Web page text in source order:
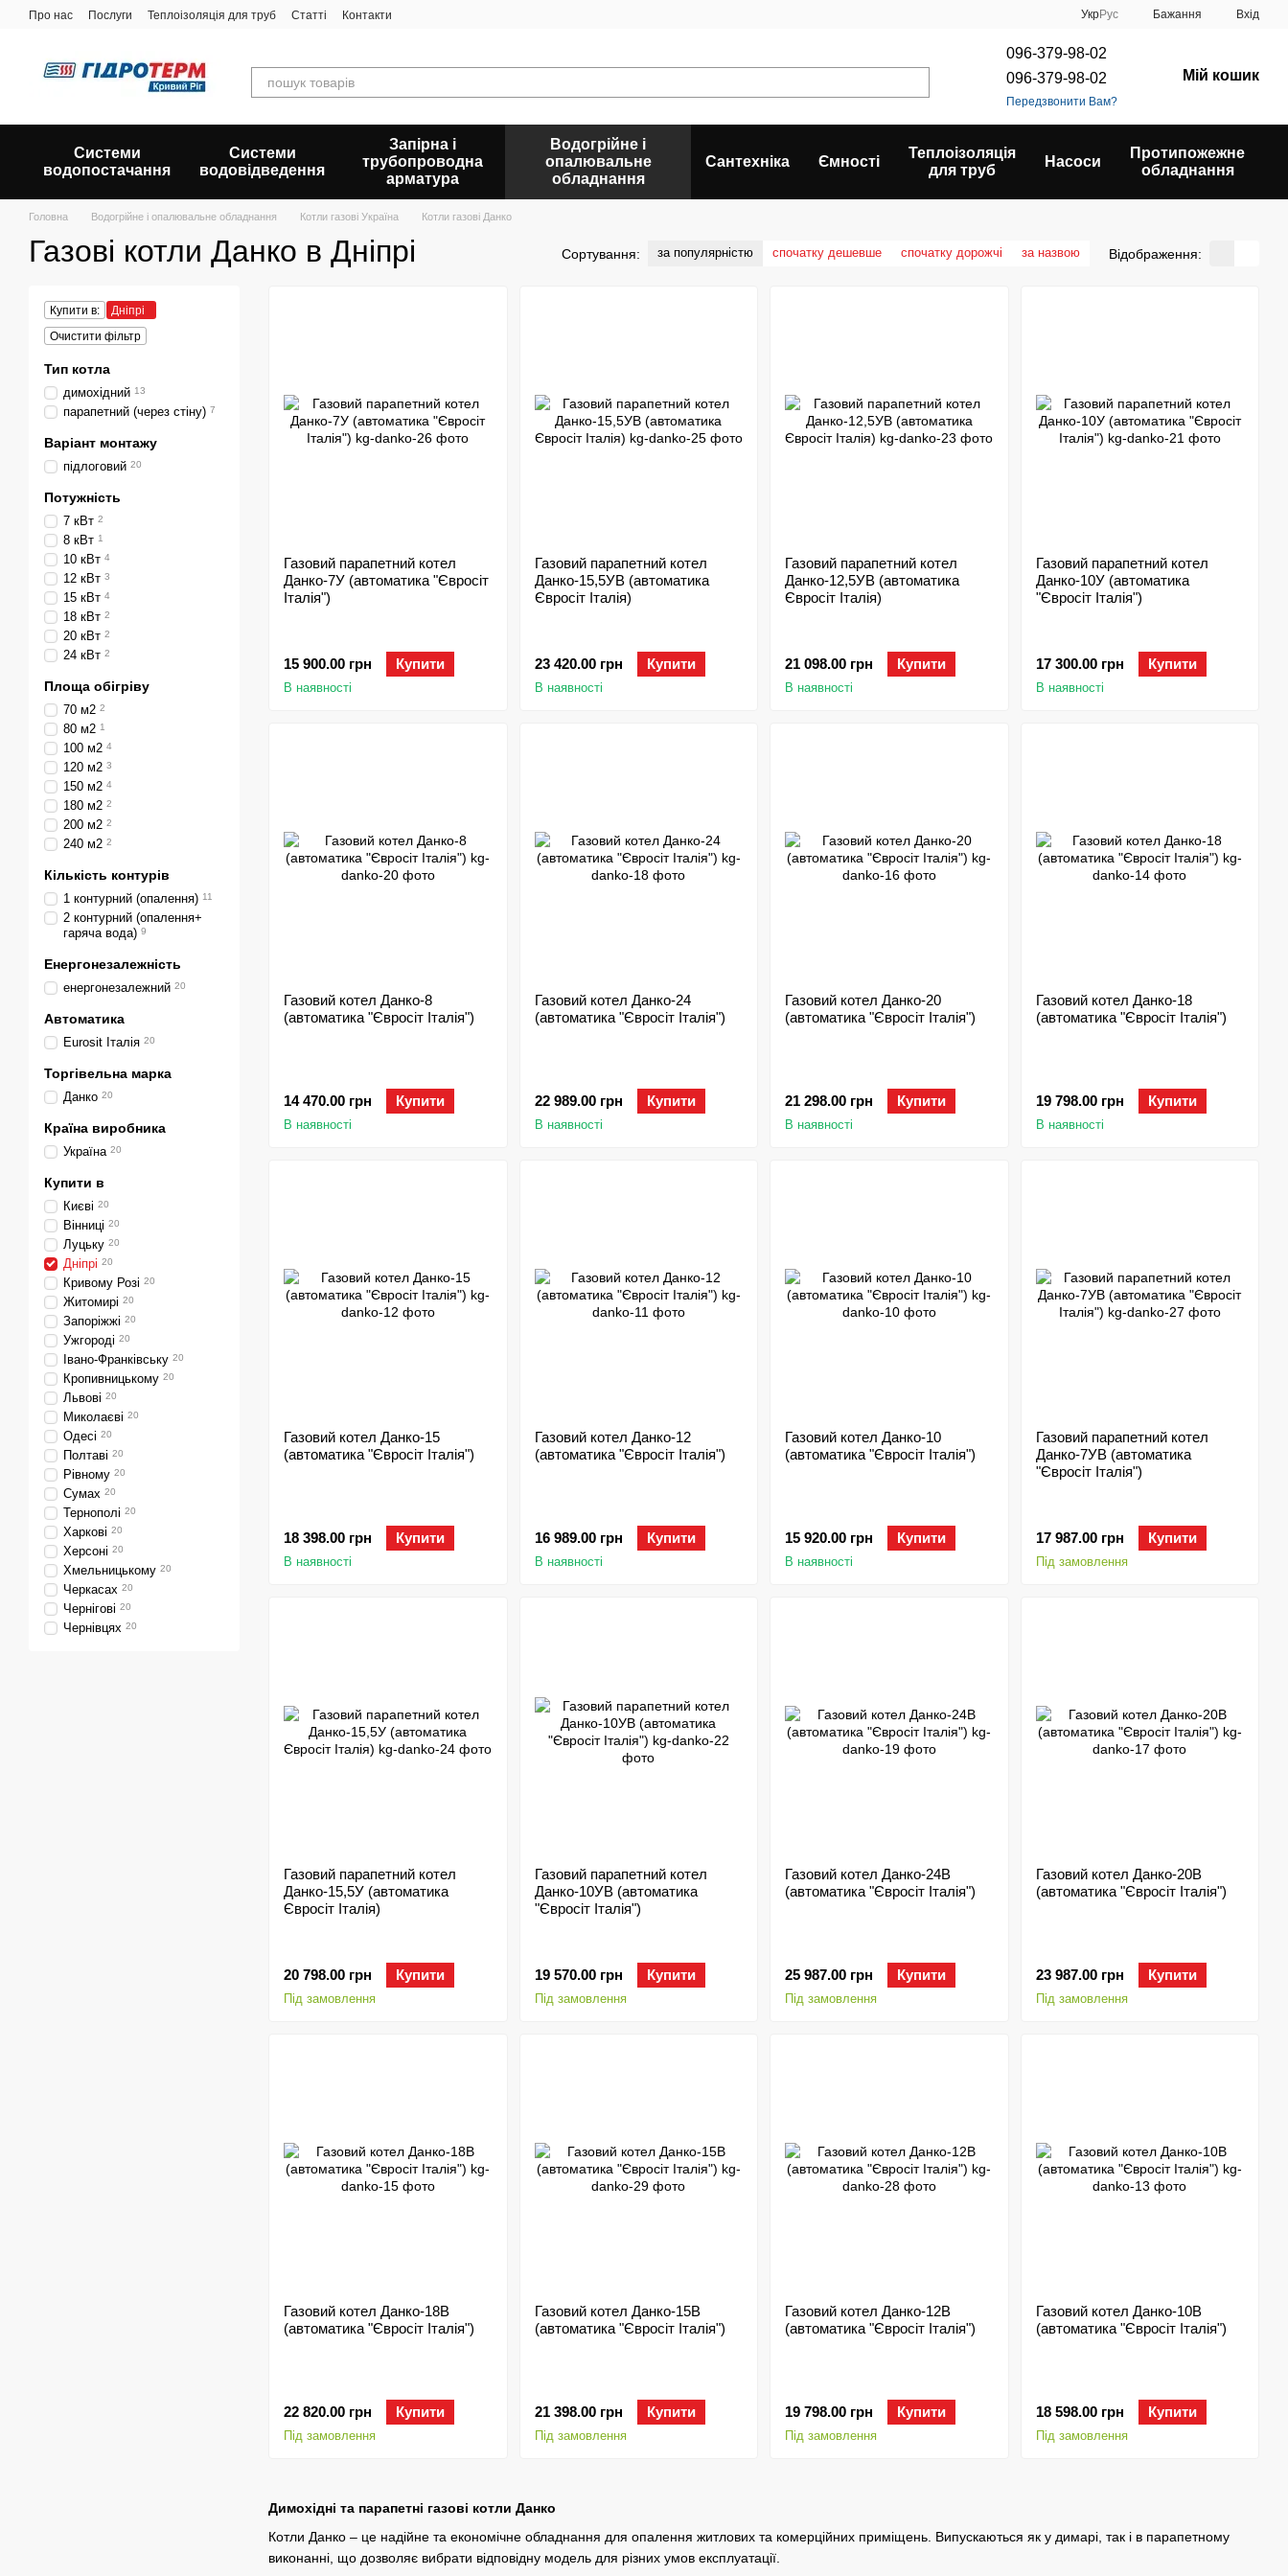
Перейти до основного контенту
Про нас Послуги Теплоізоляція для труб Статті Контакти УкрРус Бажання Вхід
096-379-98-02
096-379-98-02
Передзвонити Вам?
Мій кошик
Системи
водопостачання
Системи
водовідведення
Запірна і
трубопроводна
арматура
Водогрійне і
опалювальне
обладнання
Сантехніка Ємності
Теплоізоляція
для труб
Насоси
Протипожежне
обладнання
Головна Водогрійне і опалювальне обладнання Котли газові Україна Котли газові Данко
Газові котли Данко в Дніпрі Сортування: за популярністю спочатку дешевше спочатку дорожчі за назвою Відображення:
Димохідні та парапетні газові котли Данко
Котли Данко – це надійне та економічне обладнання для опалення житлових та комерційних приміщень. Випускаються як у димарі, так і в парапетному
виконанні, що дозволяє вибрати відповідну модель для різних умов експлуатації.
Газовий парапетний котел
Данко-7У (автоматика "Євросіт
Італія")
15 900.00 грн Купити
В наявності
Газовий парапетний котел
Данко-15,5УВ (автоматика
Євросіт Італія)
23 420.00 грн Купити
В наявності
Газовий парапетний котел
Данко-12,5УВ (автоматика
Євросіт Італія)
21 098.00 грн Купити
В наявності
Газовий парапетний котел
Данко-10У (автоматика
"Євросіт Італія")
17 300.00 грн Купити
В наявності
Газовий котел Данко-8
(автоматика "Євросіт Італія")
14 470.00 грн Купити
В наявності
Газовий котел Данко-24
(автоматика "Євросіт Італія")
22 989.00 грн Купити
В наявності
Газовий котел Данко-20
(автоматика "Євросіт Італія")
21 298.00 грн Купити
В наявності
Газовий котел Данко-18
(автоматика "Євросіт Італія")
19 798.00 грн Купити
В наявності
Газовий котел Данко-15
(автоматика "Євросіт Італія")
18 398.00 грн Купити
В наявності
Газовий котел Данко-12
(автоматика "Євросіт Італія")
16 989.00 грн Купити
В наявності
Газовий котел Данко-10
(автоматика "Євросіт Італія")
15 920.00 грн Купити
В наявності
Газовий парапетний котел
Данко-7УВ (автоматика
"Євросіт Італія")
17 987.00 грн Купити
Під замовлення
Газовий парапетний котел
Данко-15,5У (автоматика
Євросіт Італія)
20 798.00 грн Купити
Під замовлення
Газовий парапетний котел
Данко-10УВ (автоматика
"Євросіт Італія")
19 570.00 грн Купити
Під замовлення
Газовий котел Данко-24В
(автоматика "Євросіт Італія")
25 987.00 грн Купити
Під замовлення
Газовий котел Данко-20В
(автоматика "Євросіт Італія")
23 987.00 грн Купити
Під замовлення
Газовий котел Данко-18В
(автоматика "Євросіт Італія")
22 820.00 грн Купити
Під замовлення
Газовий котел Данко-15В
(автоматика "Євросіт Італія")
21 398.00 грн Купити
Під замовлення
Газовий котел Данко-12В
(автоматика "Євросіт Італія")
19 798.00 грн Купити
Під замовлення
Газовий котел Данко-10В
(автоматика "Євросіт Італія")
18 598.00 грн Купити
Під замовлення
Купити в:
Дніпрі
Очистити фільтр
Тип котла
димохідний 13
парапетний (через стіну) 7
Варіант монтажу
підлоговий 20
Потужність
7 кВт 2
8 кВт 1
10 кВт 4
12 кВт 3
15 кВт 4
18 кВт 2
20 кВт 2
24 кВт 2
Площа обігріву
70 м2 2
80 м2 1
100 м2 4
120 м2 3
150 м2 4
180 м2 2
200 м2 2
240 м2 2
Кількість контурів
1 контурний (опалення) 11
2 контурний (опалення+
гаряча вода) 9
Енергонезалежність
енергонезалежний 20
Автоматика
Eurosit Італія 20
Торгівельна марка
Данко 20
Країна виробника
Україна 20
Купити в
Києві 20
Вінниці 20
Луцьку 20
Дніпрі 20
Кривому Розі 20
Житомирі 20
Запоріжжі 20
Ужгороді 20
Івано-Франківську 20
Кропивницькому 20
Львові 20
Миколаєві 20
Одесі 20
Полтаві 20
Рівному 20
Сумах 20
Тернополі 20
Харкові 20
Херсоні 20
Хмельницькому 20
Черкасах 20
Чернігові 20
Чернівцях 20